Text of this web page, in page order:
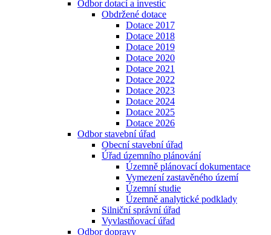
Odbor dotací a investic
Obdržené dotace
Dotace 2017
Dotace 2018
Dotace 2019
Dotace 2020
Dotace 2021
Dotace 2022
Dotace 2023
Dotace 2024
Dotace 2025
Dotace 2026
Odbor stavební úřad
Obecní stavební úřad
Úřad územního plánování
Územně plánovací dokumentace
Vymezení zastavěného území
Územní studie
Územně analytické podklady
Silniční správní úřad
Vyvlastňovací úřad
Odbor dopravy